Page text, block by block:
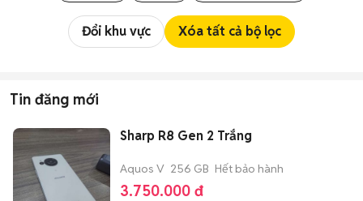
Đổi khu vực Xóa tất cả bộ lọc
Tin đăng mới
Sharp R8 Gen 2 Trắng
Aquos V 256 GB Hết bảo hành
3.750.000 đ